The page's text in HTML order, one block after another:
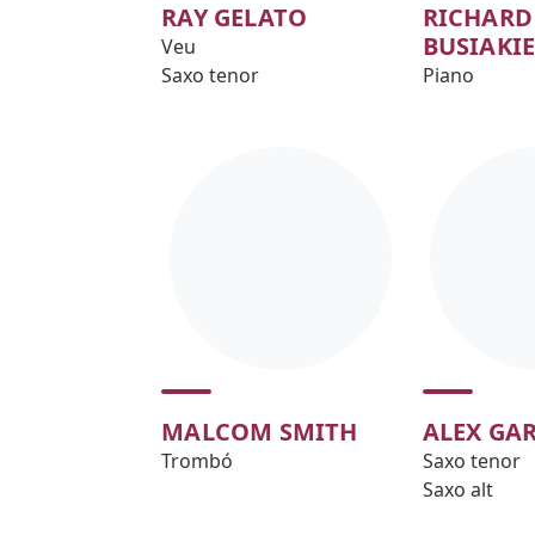
RAY GELATO
Veu
Saxo tenor
RICHARD
Piano
MALCOM SMITH
Trombó
ALEX
Saxo tenor
Saxo alt